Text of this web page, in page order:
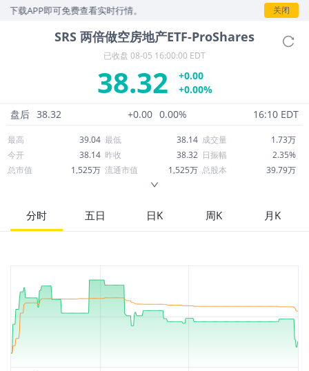
载APP即可免费查看实时行情。 关闭
SRS 两倍做空房地产ETF-ProShares
已收盘 08-05 16:00:00 EDT
38.32
+0.00
+0.00%
盘后 38.32 +0.00 0.00% 16:10 EDT
最高 39.04 最低 38.14 成交量
1.73万
今开
38.14 昨收 38.32 日振幅
2.35%
总市值
1,525万 流通市值 1,525万 总股本
39.79万
52周最高
50.80 市盈率
股息
分时 五日 日K 周K 月K